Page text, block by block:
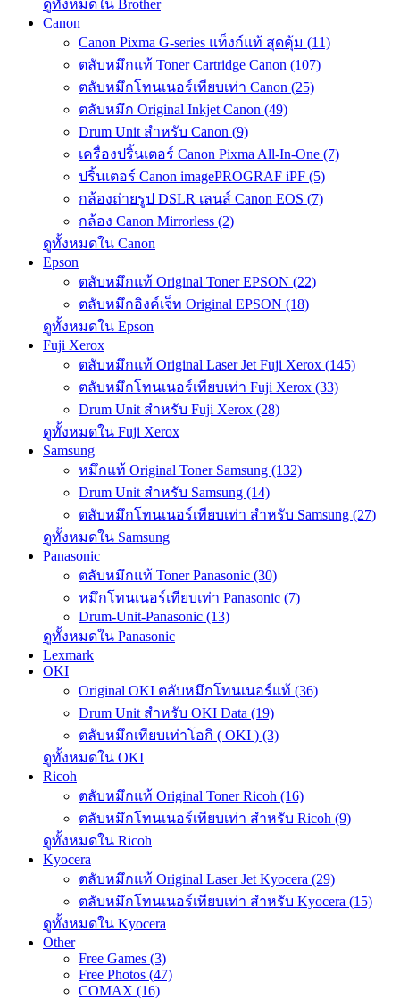
ดูทั้งหมดใน Brother
Canon
Canon Pixma G-series แท็งก์แท้ สุดคุ้ม (11)
ตลับหมึกแท้ Toner Cartridge Canon (107)
ตลับหมึกโทนเนอร์เทียบเท่า Canon (25)
ตลับหมึก Original Inkjet Canon (49)
Drum Unit สำหรับ Canon (9)
เครื่องปริ้นเตอร์ Canon Pixma All-In-One (7)
ปริ้นเตอร์ Canon imagePROGRAF iPF (5)
กล้องถ่ายรูป DSLR เลนส์ Canon EOS (7)
กล้อง Canon Mirrorless (2)
ดูทั้งหมดใน Canon
Epson
ตลับหมึกแท้ Original Toner EPSON (22)
ตลับหมึกอิงค์เจ็ท Original EPSON (18)
ดูทั้งหมดใน Epson
Fuji Xerox
ตลับหมึกแท้ Original Laser Jet Fuji Xerox (145)
ตลับหมึกโทนเนอร์เทียบเท่า Fuji Xerox (33)
Drum Unit สำหรับ Fuji Xerox (28)
ดูทั้งหมดใน Fuji Xerox
Samsung
หมึกแท้ Original Toner Samsung (132)
Drum Unit สำหรับ Samsung (14)
ตลับหมึกโทนเนอร์เทียบเท่า สำหรับ Samsung (27)
ดูทั้งหมดใน Samsung
Panasonic
ตลับหมึกแท้ Toner Panasonic (30)
หมึกโทนเนอร์เทียบเท่า Panasonic (7)
Drum-Unit-Panasonic (13)
ดูทั้งหมดใน Panasonic
Lexmark
OKI
Original OKI ตลับหมึกโทนเนอร์แท้ (36)
Drum Unit สำหรับ OKI Data (19)
ตลับหมึกเทียบเท่าโอกิ ( OKI ) (3)
ดูทั้งหมดใน OKI
Ricoh
ตลับหมึกแท้ Original Toner Ricoh (16)
ตลับหมึกโทนเนอร์เทียบเท่า สำหรับ Ricoh (9)
ดูทั้งหมดใน Ricoh
Kyocera
ตลับหมึกแท้ Original Laser Jet Kyocera (29)
ตลับหมึกโทนเนอร์เทียบเท่า สำหรับ Kyocera (15)
ดูทั้งหมดใน Kyocera
Other
Free Games (3)
Free Photos (47)
COMAX (16)